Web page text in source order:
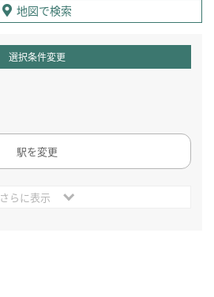
地図で検索
選択条件変更
駅を変更
さらに表示